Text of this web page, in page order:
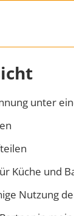
unter
Küche und
Nutzung